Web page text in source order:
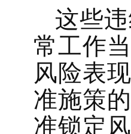
这些
常工作
风险表
准施策
准锁定